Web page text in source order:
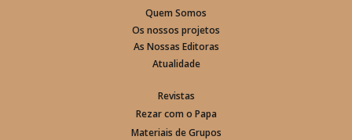
Quem Somos
Os nossos projetos
As Nossas Editoras
Atualidade
Revistas
Rezar com o Papa
Materiais de Grupos